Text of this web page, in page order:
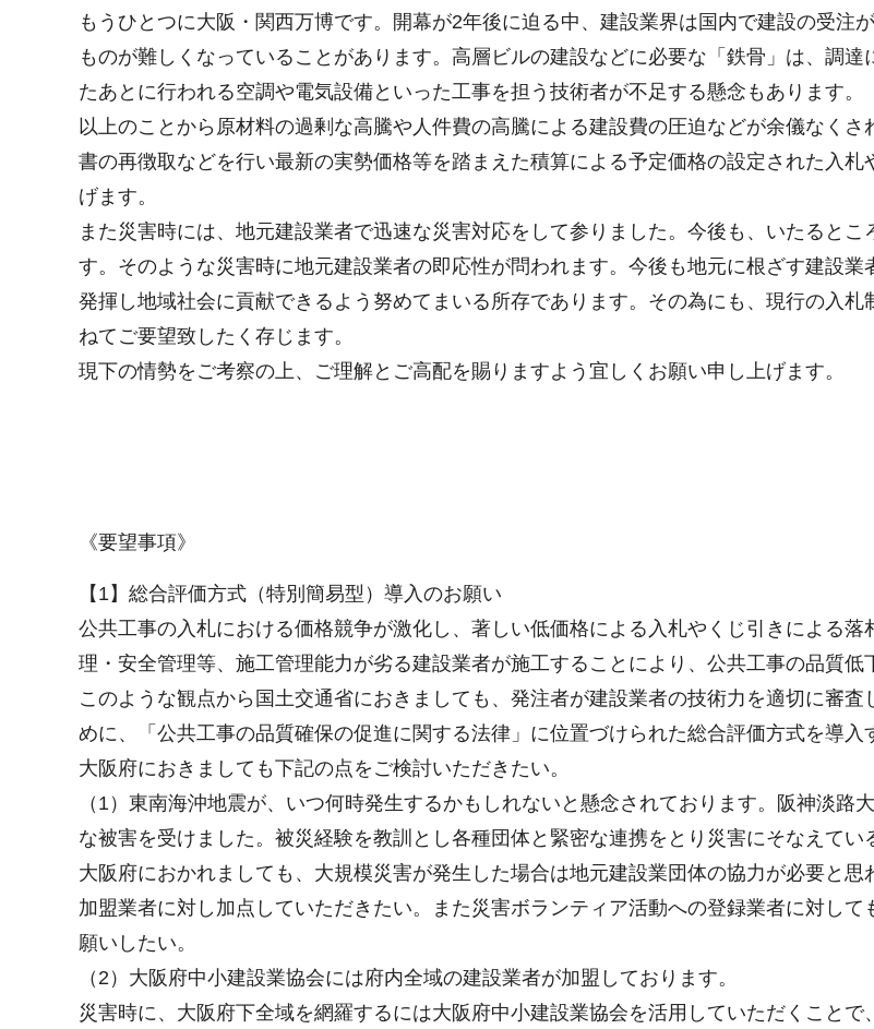
もうひとつに大阪・関西万博です。開幕が2年後に迫る中、建設業界は国内で建設の受注
ものが難しくなっていることがあります。高層ビルの建設などに必要な「鉄骨」は、調
たあとに行われる空調や電気設備といった工事を担う技術者が不足する懸念もあります。
以上のことから原材料の過剰な高騰や人件費の高騰による建設費の圧迫などが余儀なく
書の再徴取などを行い最新の実勢価格等を踏まえた積算による予定価格の設定された入
げます。
また災害時には、地元建設業者で迅速な災害対応をして参りました。今後も、いたると
す。そのような災害時に地元建設業者の即応性が問われます。今後も地元に根ざす建設
発揮し地域社会に貢献できるよう努めてまいる所存であります。その為にも、現行の入
ねてご要望致したく存じます。
現下の情勢をご考察の上、ご理解とご高配を賜りますよう宜しくお願い申し上げます。
《要望事項》
【1】総合評価方式（特別簡易型）導入のお願い
公共工事の入札における価格競争が激化し、著しい低価格による入札やくじ引きによる
理・安全管理等、施工管理能力が劣る建設業者が施工することにより、公共工事の品質低
このような観点から国土交通省におきましても、発注者が建設業者の技術力を適切に審
めに、「公共工事の品質確保の促進に関する法律」に位置づけられた総合評価方式を導入
大阪府におきましても下記の点をご検討いただきたい。
（1）東南海沖地震が、いつ何時発生するかもしれないと懸念されております。阪神淡路
な被害を受けました。被災経験を教訓とし各種団体と緊密な連携をとり災害にそなえてい
大阪府におかれましても、大規模災害が発生した場合は地元建設業団体の協力が必要と
加盟業者に対し加点していただきたい。また災害ボランティア活動への登録業者に対し
願いしたい。
（2）大阪府中小建設業協会には府内全域の建設業者が加盟しております。
災害時に、大阪府下全域を網羅するには大阪府中小建設業協会を活用していただくことで